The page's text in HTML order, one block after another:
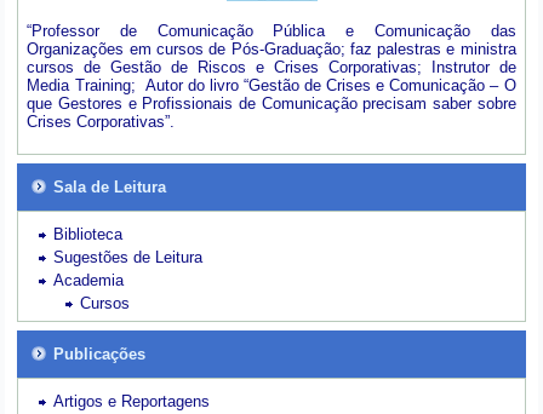
“Professor de Comunicação Pública e Comunicação das
Organizações em cursos de Pós-Graduação; faz palestras e ministra
cursos de Gestão de Riscos e Crises Corporativas; Instrutor de
Media Training; Autor do livro “Gestão de Crises e Comunicação – O
que Gestores e Profissionais de Comunicação precisam saber sobre
Crises Corporativas”.
Sala de Leitura
Biblioteca
Sugestões de Leitura
Academia
Cursos
Publicações
Artigos e Reportagens